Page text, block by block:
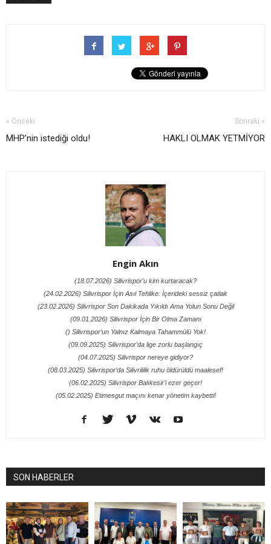
« Önceki
MHP’nin istediği oldu!
Sonraki »
HAKLI OLMAK YETMİYOR
Engin Akın
(18.07.2026) Silivrispor'u kim kurtaracak?
(24.02.2026) Silivrispor İçin Asıl Tehlike: İçerideki sessiz çatlak
(23.02.2026) Silivrispor Son Dakikada Yıkıldı Ama Yolun Sonu Değil
(09.01.2026) Silivrispor İçin Bir Olma Zamanı
() Silivrispor’un Yalnız Kalmaya Tahammülü Yok!
(09.09.2025) Silivrispor’da lige zorlu başlangıç
(04.07.2025) Silivrispor nereye gidiyor?
(08.03.2025) Silivrispor’da Silivrililik ruhu öldürüldü maalesef!
(06.02.2025) Silivrispor Balıkesir'i ezer geçer!
(05.02.2025) Etimesgut maçını kenar yönetim kaybetti!
SON HABERLER